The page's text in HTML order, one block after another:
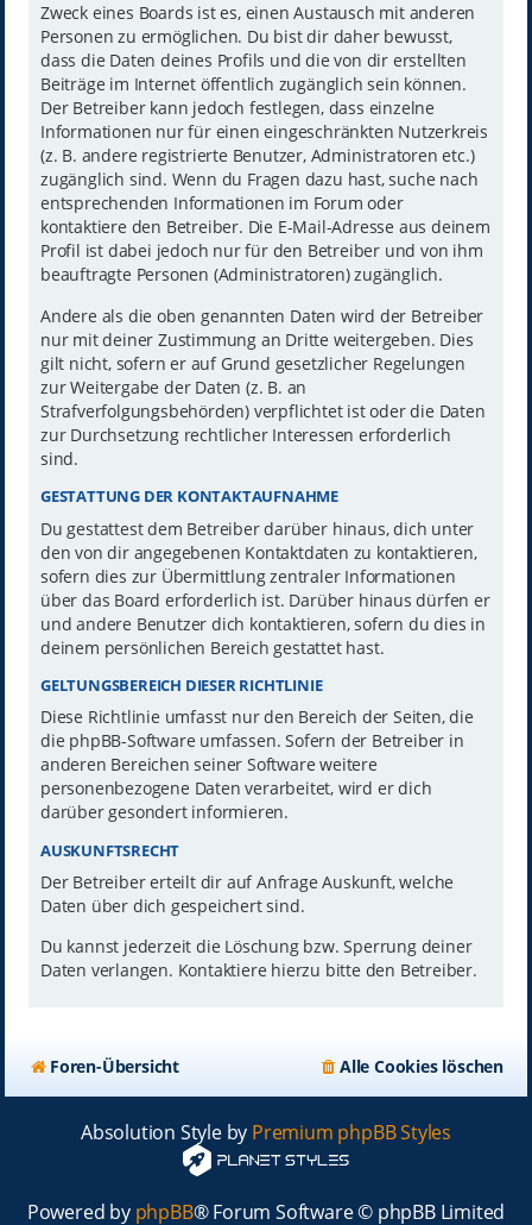
Zweck eines Boards ist es, einen Austausch mit anderen
Personen zu ermöglichen. Du bist dir daher bewusst,
dass die Daten deines Profils und die von dir erstellten
Beiträge im Internet öffentlich zugänglich sein können.
Der Betreiber kann jedoch festlegen, dass einzelne
Informationen nur für einen eingeschränkten Nutzerkreis
(z. B. andere registrierte Benutzer, Administratoren etc.)
zugänglich sind. Wenn du Fragen dazu hast, suche nach
entsprechenden Informationen im Forum oder
kontaktiere den Betreiber. Die E-Mail-Adresse aus deinem
Profil ist dabei jedoch nur für den Betreiber und von ihm
beauftragte Personen (Administratoren) zugänglich.
Andere als die oben genannten Daten wird der Betreiber
nur mit deiner Zustimmung an Dritte weitergeben. Dies
gilt nicht, sofern er auf Grund gesetzlicher Regelungen
zur Weitergabe der Daten (z. B. an
Strafverfolgungsbehörden) verpflichtet ist oder die Daten
zur Durchsetzung rechtlicher Interessen erforderlich
sind.
GESTATTUNG DER KONTAKTAUFNAHME
Du gestattest dem Betreiber darüber hinaus, dich unter
den von dir angegebenen Kontaktdaten zu kontaktieren,
sofern dies zur Übermittlung zentraler Informationen
über das Board erforderlich ist. Darüber hinaus dürfen er
und andere Benutzer dich kontaktieren, sofern du dies in
deinem persönlichen Bereich gestattet hast.
GELTUNGSBEREICH DIESER RICHTLINIE
Diese Richtlinie umfasst nur den Bereich der Seiten, die
die phpBB-Software umfassen. Sofern der Betreiber in
anderen Bereichen seiner Software weitere
personenbezogene Daten verarbeitet, wird er dich
darüber gesondert informieren.
AUSKUNFTSRECHT
Der Betreiber erteilt dir auf Anfrage Auskunft, welche
Daten über dich gespeichert sind.
Du kannst jederzeit die Löschung bzw. Sperrung deiner
Daten verlangen. Kontaktiere hierzu bitte den Betreiber.
Foren-Übersicht Alle Cookies löschen
Absolution Style by Premium phpBB Styles
Powered by phpBB® Forum Software © phpBB Limited